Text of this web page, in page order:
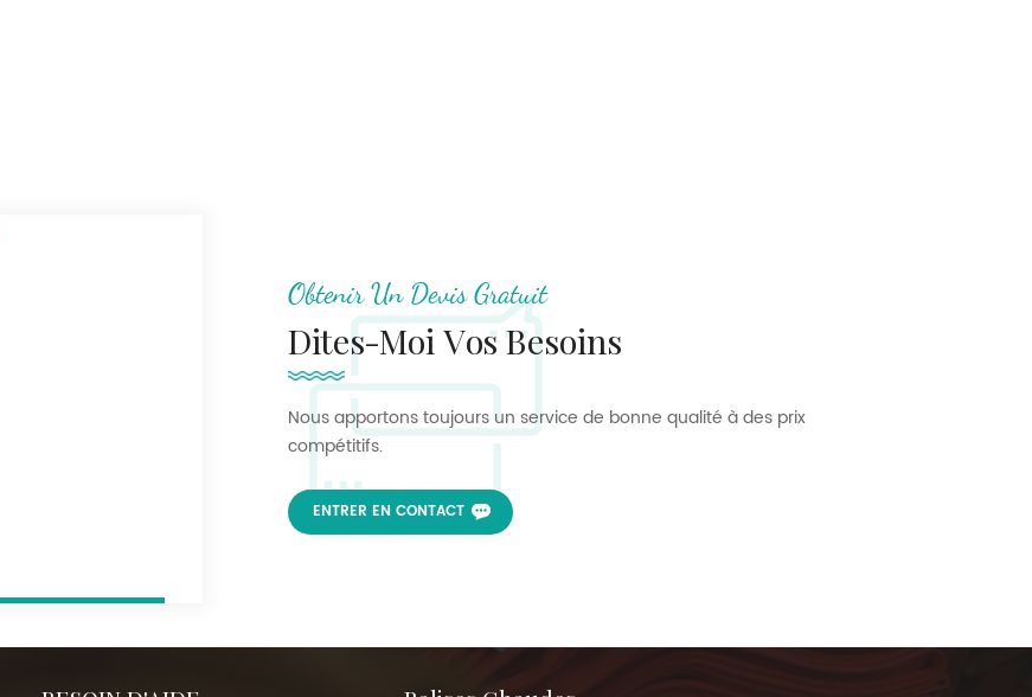
Obtenir Un Devis Gratuit
Dites-Moi Vos Besoins
Nous apportons toujours un service de bonne qualité à des prix
compétitifs.
ENTRER EN CONTACT